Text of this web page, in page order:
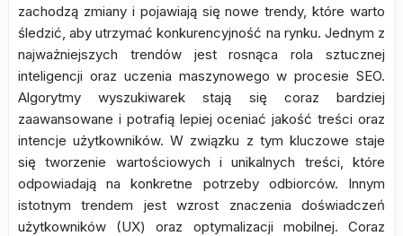
zachodzą zmiany i pojawiają się nowe trendy, które warto
śledzić, aby utrzymać konkurencyjność na rynku. Jednym z
najważniejszych trendów jest rosnąca rola sztucznej
inteligencji oraz uczenia maszynowego w procesie SEO.
Algorytmy wyszukiwarek stają się coraz bardziej
zaawansowane i potrafią lepiej oceniać jakość treści oraz
intencje użytkowników. W związku z tym kluczowe staje
się tworzenie wartościowych i unikalnych treści, które
odpowiadają na konkretne potrzeby odbiorców. Innym
istotnym trendem jest wzrost znaczenia doświadczeń
użytkowników (UX) oraz optymalizacji mobilnej. Coraz